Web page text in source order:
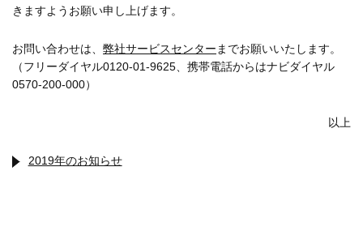
きますようお願い申し上げます。
お問い合わせは、 弊社サービスセンター までお願いいたします。
（フリーダイヤル0120-01-9625、携帯電話からはナビダイヤル
0570-200-000）
以上
2019年のお知らせ